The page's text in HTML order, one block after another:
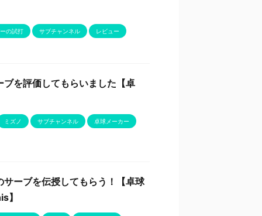
の試打 サブチャンネル レビュー
を評価してもらいました【卓
ミズノ サブチャンネル 卓球メーカー
ーブを伝授してもらう！【卓球
】